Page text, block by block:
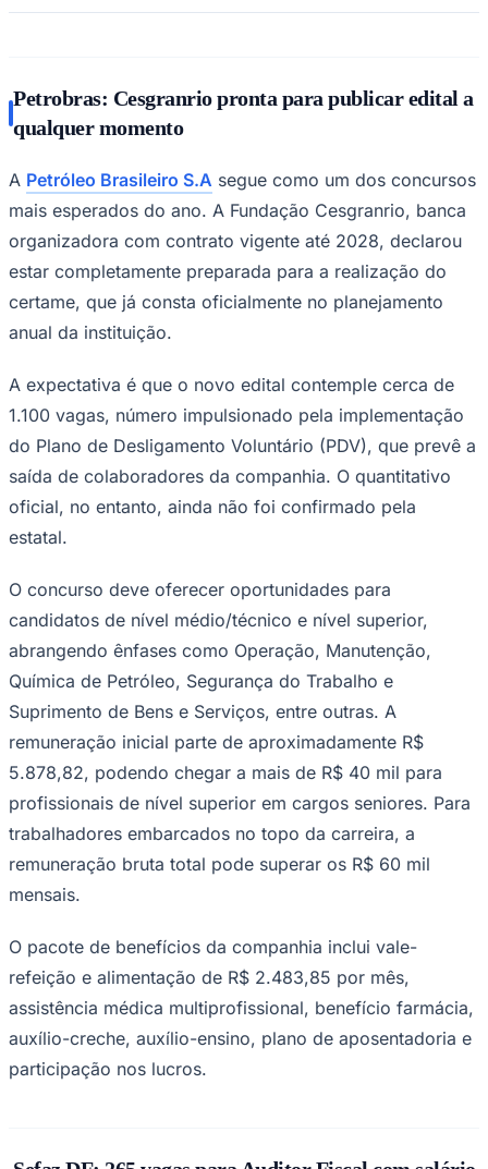
APetróleo Brasileiro S.A
organizadora com contrato vigente até 2028, declarou
estar completamente preparada para a realização do
certame, que já consta oficialmente no planejamento
anual da instituição.
A expectativa é que o novo edital contemple cerca de
do Plano de Desligamento Voluntário (PDV), que prevê a
saída de colaboradores da companhia. O quantitativo
oficial, no entanto, ainda não foi confirmado pela
estatal.
O concurso deve oferecer oportunidades para
abrangendo ênfases como Operação, Manutenção,
Química de Petróleo, Segurança do Trabalho e
Suprimento de Bens e Serviços, entre outras. A
remuneração inicial parte de aproximadamente R$
5.878,82, podendo chegar a mais de R$ 40 mil para
profissionais de nível superior em cargos seniores. Para
trabalhadores embarcados no topo da carreira, a
remuneração bruta total pode superar os R$ 60 mil
mensais.
O pacote de benefícios da companhia inclui vale-
assistência médica multiprofissional, benefício farmácia,
auxílio-creche, auxílio-ensino, plano de aposentadoria e
participação nos lucros.